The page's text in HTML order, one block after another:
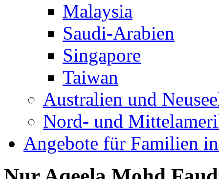
Malaysia
Saudi-Arabien
Singapore
Taiwan
Australien und
Nord- und
Angebote für Familien